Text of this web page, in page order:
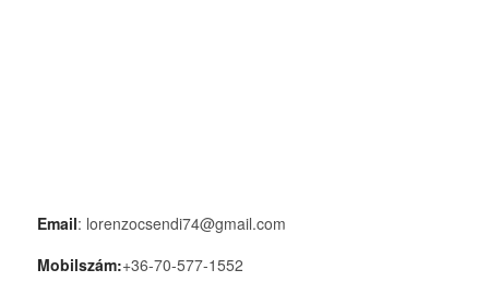
Email: lorenzocsendi74@gmail.com
Mobilszám:+36-70-577-1552